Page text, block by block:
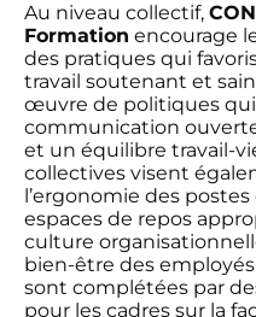
Au niveau collectif,
Formation encourage
des pratiques qui
travail soutenant et
œuvre de politiques
communication
et un équilibre travail-
collectives visent
l’ergonomie des
espaces de repos
culture
bien-être des
sont complétées par
pour les cadres sur la